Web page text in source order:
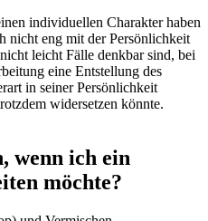
individuellen Charakter haben
nicht eng mit der Persönlichkeit
leicht Fälle denkbar sind, bei
eine Entstellung des
in seiner Persönlichkeit
widersetzen könnte.
wenn ich ein
möchte?